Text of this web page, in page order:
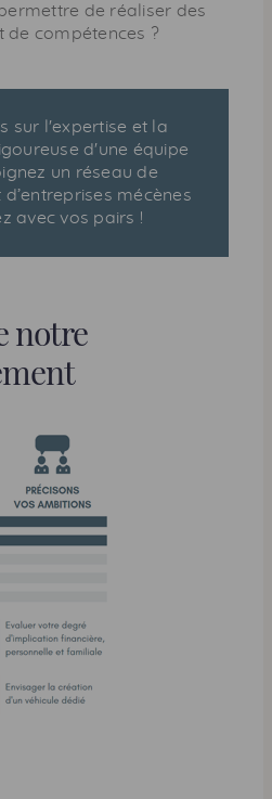
de réaliser des
de compétences ?
sur l'expertise et la
d'une équipe
un réseau de
mécènes
avec vos pairs !
notre